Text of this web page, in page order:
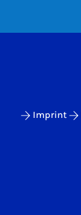
Imprint